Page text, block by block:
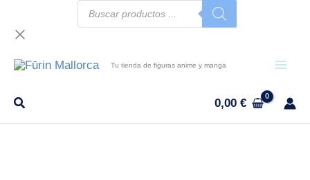
Tu tienda de figuras anime y manga
0,00€